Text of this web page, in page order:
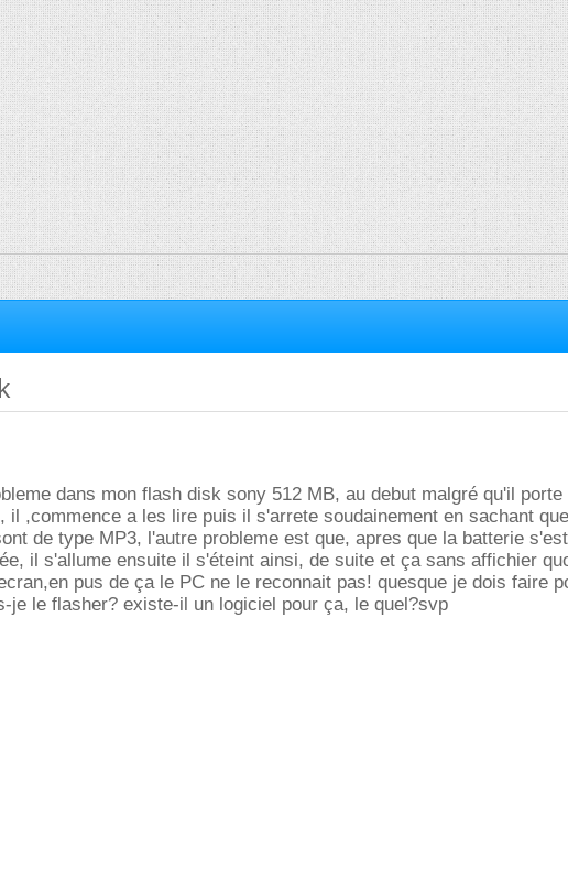
dans mon flash disk sony 512 MB, au debut malgré qu'il porte
il ,commence a les lire puis il s'arrete soudainement en sachant
de type MP3, l'autre probleme est que, apres que la batterie
il s'allume ensuite il s'éteint ainsi, de suite et ça sans affichier
pus de ça le PC ne le reconnait pas! quesque je dois faire
je le flasher? existe-il un logiciel pour ça, le quel?svp